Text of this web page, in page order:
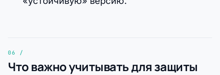
Что важно учитывать для защиты